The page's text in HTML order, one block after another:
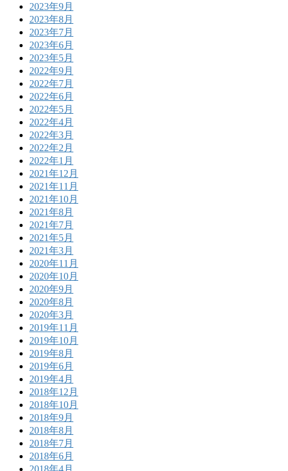
2023年9月
2023年8月
2023年7月
2023年6月
2023年5月
2022年9月
2022年7月
2022年6月
2022年5月
2022年4月
2022年3月
2022年2月
2022年1月
2021年12月
2021年11月
2021年10月
2021年8月
2021年7月
2021年5月
2021年3月
2020年11月
2020年10月
2020年9月
2020年8月
2020年3月
2019年11月
2019年10月
2019年8月
2019年6月
2019年4月
2018年12月
2018年10月
2018年9月
2018年8月
2018年7月
2018年6月
2018年4月